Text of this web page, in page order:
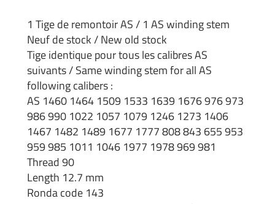
1 Tige de remontoir AS / 1 AS winding stem
Neuf de stock / New old stock
Tige identique pour tous les calibres AS
suivants / Same winding stem for all AS
following calibers :
AS 1460 1464 1509 1533 1639 1676 976 973
986 990 1022 1057 1079 1246 1273 1406
1467 1482 1489 1677 1777 808 843 655 953
959 985 1011 1046 1977 1978 969 981
Thread 90
Length 12.7 mm
Ronda code 143